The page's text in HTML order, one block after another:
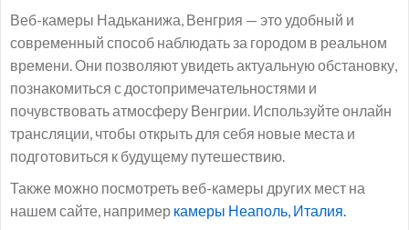
Веб-камеры Надьканижа, Венгрия — это удобный и
современный способ наблюдать за городом в реальном
времени. Они позволяют увидеть актуальную обстановку,
познакомиться с достопримечательностями и
почувствовать атмосферу Венгрии. Используйте онлайн
трансляции, чтобы открыть для себя новые места и
подготовиться к будущему путешествию.
Также можно посмотреть веб-камеры других мест на
нашем сайте, например камеры Неаполь, Италия.